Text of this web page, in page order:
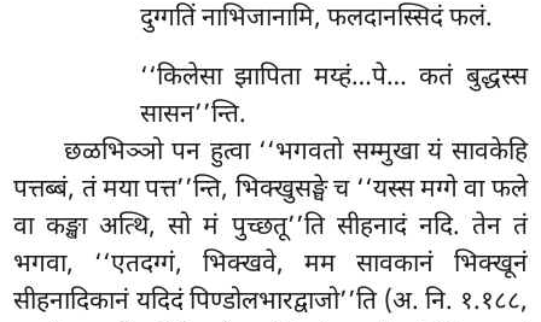
दुग्गतिं नाभिजानामि, फलदानस्सिदं फलं.
‘‘किलेसा झापिता मय्हं…पे… कतं बुद्धस्स
सासन’’न्ति.
छळभिञ्ञो पन हुत्वा ‘‘भगवतो सम्मुखा यं सावकेहि
पत्तब्बं, तं मया पत्त’’न्ति, भिक्खुसङ्घे च ‘‘यस्स मग्गे वा फले
वा कङ्खा अत्थि, सो मं पुच्छतू’’ति सीहनादं नदि. तेन तं
भगवा, ‘‘एतदग्गं, भिक्खवे, मम सावकानं भिक्खूनं
सीहनादिकानं यदिदं पिण्डोलभारद्वाजो’’ति (अ. नि. १.१८८,